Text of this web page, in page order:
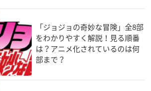
「ジョジョの奇妙な冒険」全8部
をわかりやすく解説！見る順番
は？アニメ化されているのは何
部まで？